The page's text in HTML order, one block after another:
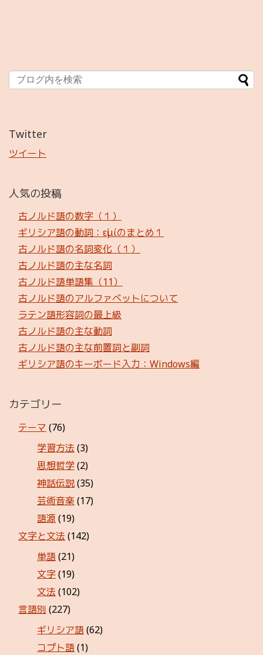
Twitter
ツイート
人気の投稿
古ノルド語の数字（１）
ギリシア語の動詞：εἰμίのまとめ１
古ノルド語の名詞変化（１）
古ノルド語の主な名詞
古ノルド語単語集（11）
古ノルド語のアルファベットについて
ラテン語形容詞の最上級
古ノルド語の主な動詞
古ノルド語の主な前置詞と副詞
ギリシア語のキーボード入力：Windows編
カテゴリー
テーマ (76)
学習方法 (3)
思想哲学(2)
神話伝説(35)
芸術音楽 (17)
語源 (19)
文字と文法 (142)
単語(21)
文字(19)
文法 (102)
言語別 (227)
ギリシア語(62)
コプト語(1)